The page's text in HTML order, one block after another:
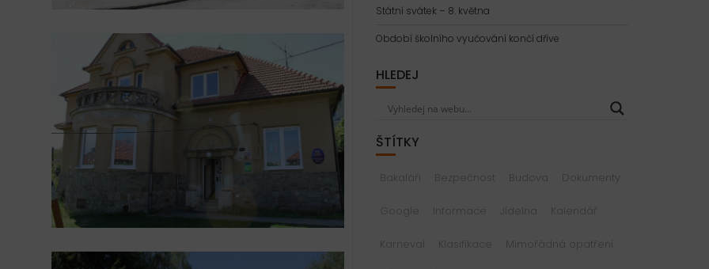
Státní svátek – 8. května
Období školního vyučování končí dříve
HLEDEJ
ŠTÍTKY
Bakaláři Bezpečnost Budova Dokumenty
Google Informace Jídelna Kalendář
Karneval Klasifikace Mimořádná opatření